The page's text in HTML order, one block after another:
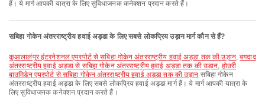
हैं। ये मार्ग आपकी यात्रा के लिए सुविधाजनक कनेक्शन प्रदान करते हैं।
सबिहा गोकेन अंतरराष्ट्रीय हवाई अड्डा के लिए सबसे लोकप्रिय उड़ान मार्ग कौन से हैं?
कुआलालंपुर इंटरनेशनल एयरपोर्ट से सबिहा गोकेन अंतरराष्ट्रीय हवाई अड्डा तक की उड़ान,बगदाद
अंतरराष्ट्रीय हवाई अड्डा से सबिहा गोकेन अंतरराष्ट्रीय हवाई अड्डा तक की उड़ान, होउरी
बाउमिडेन एयरपोर्ट से सबिहा गोकेन अंतरराष्ट्रीय हवाई अड्डा तक की उड़ान सबिहा गोकेन
अंतरराष्ट्रीय हवाई अड्डा के लिए सबसे लोकप्रिय हवाई अड्डा मार्ग हैं। ये मार्ग आपकी यात्रा के
लिए सुविधाजनक कनेक्शन प्रदान करते हैं।